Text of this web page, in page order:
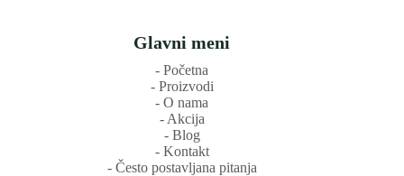
Glavni meni
‐ Početna
‐ Proizvodi
‐ O nama
‐ Akcija
‐ Blog
‐ Kontakt
‐ Često postavljana pitanja